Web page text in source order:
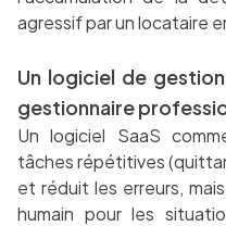
agressif par un locataire
Un logiciel de
gestionnaire
Un logiciel SaaS
tâches répétitives
et réduit les erreurs,
humain pour les